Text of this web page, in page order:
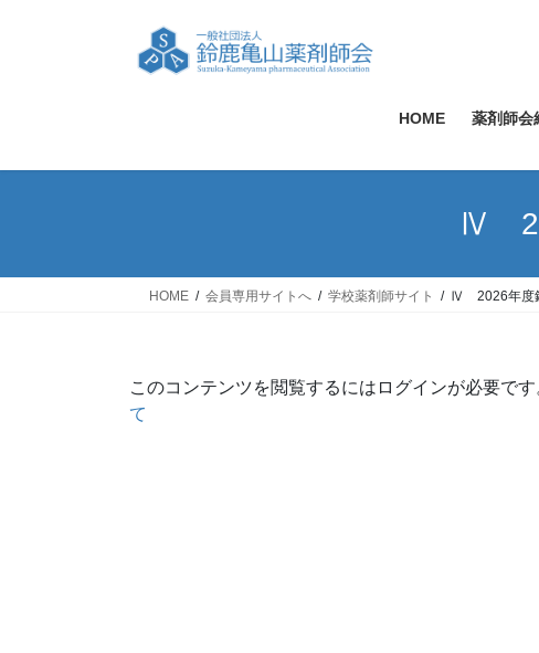
ス
ン
HOME 薬剤師会
Ⅳ
HOME 会員専用サイトへ 学校薬剤師サイト Ⅳ 2026年度鈴
このコンテンツを閲覧するにはログインが必要で
て